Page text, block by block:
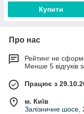
Купити
Про нас
Рейтинг не
Менше 5 відгуків
Працює з
м. Київ
Залізничне шосе,